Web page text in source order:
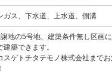
ガス、下水道、上水道、側溝
地の5号地、建築条件無し区画
建築できます。
スゲトチタテモノ株式会社までお